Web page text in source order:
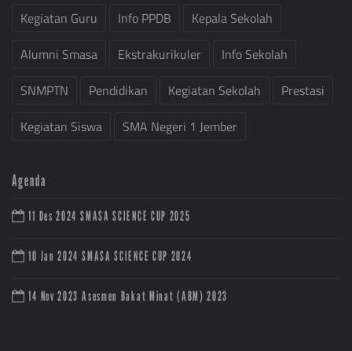
Kegiatan Guru Info PPDB
Kepala Sekolah
Alumni Smasa
Ekstrakurikuler
Info Sekolah
SNMPTN
Pendidikan Kegiatan Sekolah
Prestasi
Kegiatan Siswa
SMA Negeri 1 Jember
Agenda
11 Des 2024 SMASA SCIENCE CUP 2025
10 Jan 2024 SMASA SCIENCE CUP 2024
14 Nov 2023 Asesmen Bakat Minat (ABM) 2023